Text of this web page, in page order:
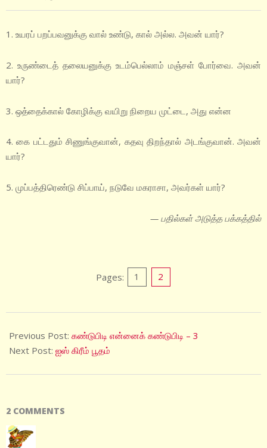
1. உயரப் பறப்பவனுக்கு வால் உண்டு, கால் அல்ல. அவன் யார்?
2. உருண்டைத் தலையனுக்கு உடம்பெல்லாம் மஞ்சள் போர்வை. அவன்
யார்?
3. ஒத்தைக்கால் கோழிக்கு வயிறு நிறைய முட்டை, அது என்ன
4. கை பட்டதும் சிணுங்குவான், கதவு திறந்தால் அடங்குவான். அவன்
யார்?
5. முப்பத்திரெண்டு சிப்பாய், நடுவே மகராசா, அவர்கள் யார்?
— பதில்கள் அடுத்த பக்கத்தில்
Pages: 1 2
09-
15
Previous Post: கண்டுபிடி என்னைக் கண்டுபிடி – 3
Next Post: ஐஸ் கிரீம் பூதம்
2 COMMENTS